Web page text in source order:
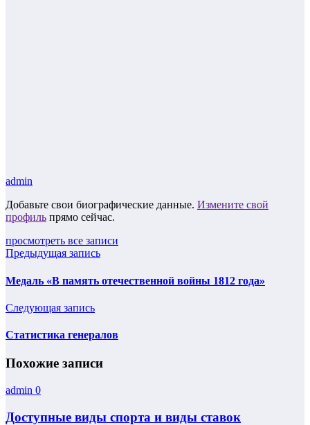
admin
Добавьте свои биографические данные. Измените свой
профиль прямо сейчас.
просмотреть все записи
Предыдущая запись
Медаль «В память отечественной войны 1812 года»
Следующая запись
Статистика генералов
Похожие записи
admin 0
Доступные виды спорта и виды ставок